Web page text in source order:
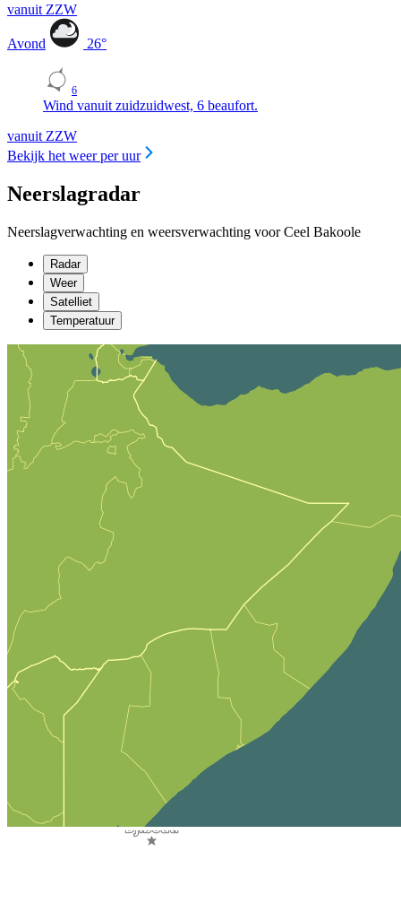
vanuit ZZW
Avond 26°
6
Wind vanuit zuidzuidwest, 6 beaufort.
vanuit ZZW
Bekijk het weer per uur
Neerslagradar
Neerslagverwachting en weersverwachting voor Ceel Bakoole
Radar
Weer
Satelliet
Temperatuur